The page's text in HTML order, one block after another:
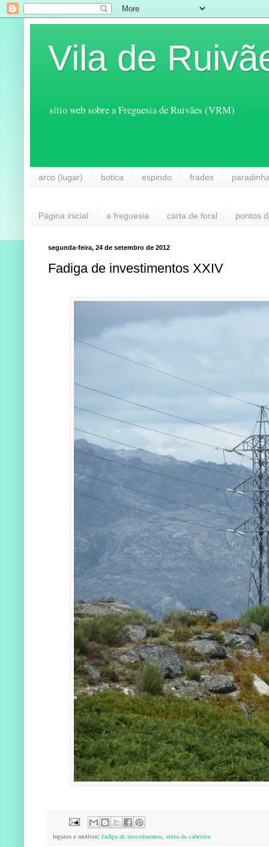
Vila de
sítio web sobre a Freguesia de Ruivães (VRM)
arco (lugar) botica espindo frades
Página inicial a freguesia carta de foral pontos
segunda-feira, 24 de setembro de 2012
Fadiga de investimentos XXIV
lugares e motivos: fadiga de investimentos, serra da cabreira